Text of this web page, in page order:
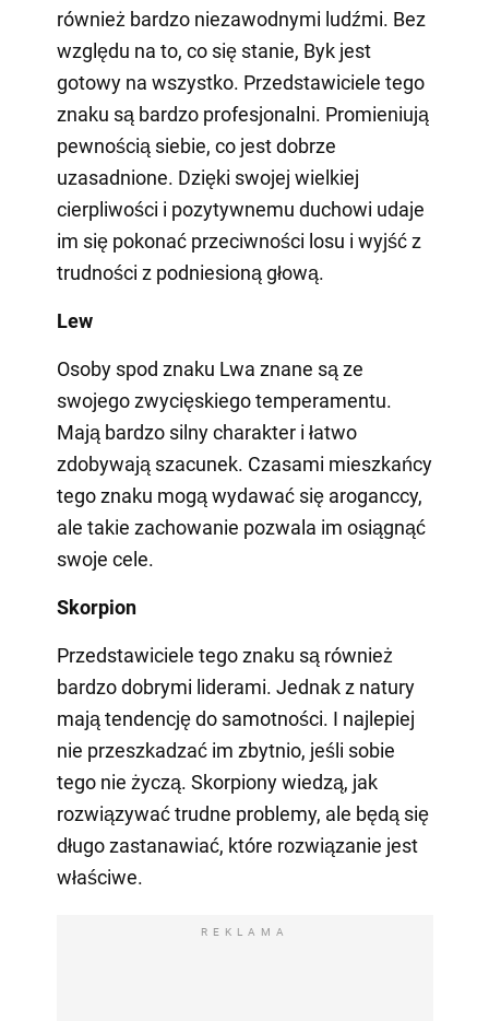
również bardzo niezawodnymi ludźmi. Bez
względu na to, co się stanie, Byk jest
gotowy na wszystko. Przedstawiciele tego
znaku są bardzo profesjonalni. Promieniują
pewnością siebie, co jest dobrze
uzasadnione. Dzięki swojej wielkiej
cierpliwości i pozytywnemu duchowi udaje
im się pokonać przeciwności losu i wyjść z
trudności z podniesioną głową.
Lew
Osoby spod znaku Lwa znane są ze
swojego zwycięskiego temperamentu.
Mają bardzo silny charakter i łatwo
zdobywają szacunek. Czasami mieszkańcy
tego znaku mogą wydawać się aroganccy,
ale takie zachowanie pozwala im osiągnąć
swoje cele.
Skorpion
Przedstawiciele tego znaku są również
bardzo dobrymi liderami. Jednak z natury
mają tendencję do samotności. I najlepiej
nie przeszkadzać im zbytnio, jeśli sobie
tego nie życzą. Skorpiony wiedzą, jak
rozwiązywać trudne problemy, ale będą się
długo zastanawiać, które rozwiązanie jest
właściwe.
REKLAMA